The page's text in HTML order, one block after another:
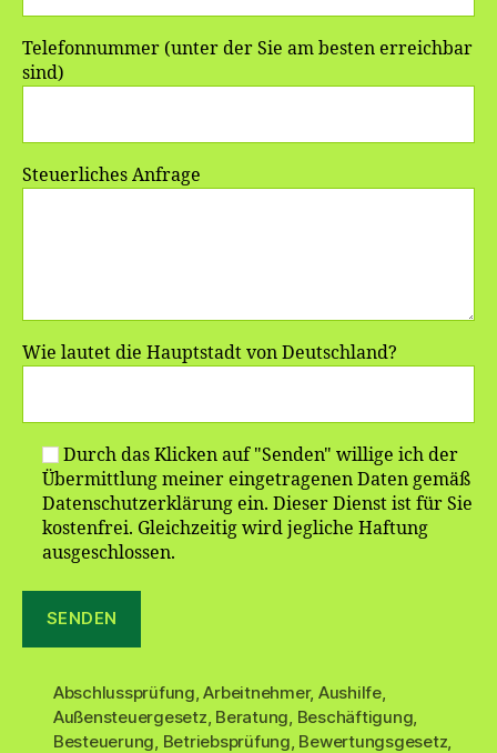
Telefonnummer (unter der Sie am besten erreichbar
sind)
Steuerliches Anfrage
Wie lautet die Hauptstadt von Deutschland?
Durch das Klicken auf "Senden" willige ich der
Übermittlung meiner eingetragenen Daten gemäß
Datenschutzerklärung ein. Dieser Dienst ist für Sie
kostenfrei. Gleichzeitig wird jegliche Haftung
ausgeschlossen.
Abschlussprüfung ,Arbeitnehmer, Aushilfe,
Außensteuergesetz Beratung Beschäftigung
Besteuerung Betriebsprüfung Bewertungsgesetz